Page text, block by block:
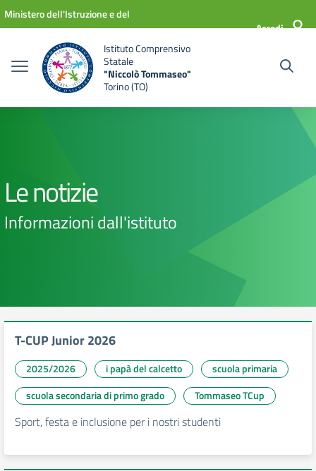
Vai ai contenuti
Vai al menu di navigazione
Vai al footer
Ministero dell'Istruzione e del
Accedi
Istituto Comprensivo
Statale
"Niccolò Tommaseo"
Torino (TO)
Le notizie
Informazioni dall'istituto
T-CUP Junior 2026
2025/2026 i papà del calcetto
scuola primaria
scuola secondaria di primo grado
Tommaseo TCup
Sport, festa e inclusione per i nostri studenti